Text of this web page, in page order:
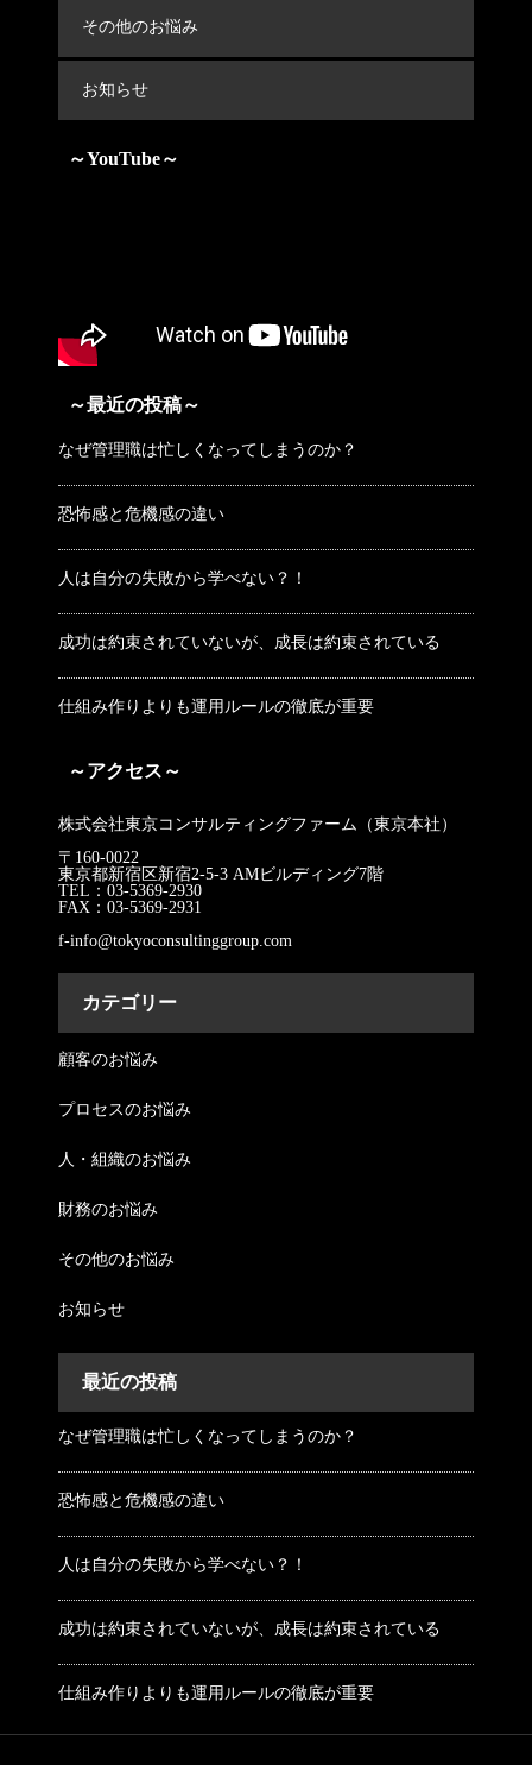
その他のお悩み
お知らせ
～YouTube～
～最近の投稿～
なぜ管理職は忙しくなってしまうのか？
恐怖感と危機感の違い
人は自分の失敗から学べない？！
成功は約束されていないが、成長は約束されている
仕組み作りよりも運用ルールの徹底が重要
～アクセス～
株式会社東京コンサルティングファーム（東京本社）
〒160-0022
東京都新宿区新宿2-5-3 AMビルディング7階
TEL：03-5369-2930
FAX：03-5369-2931
f-info@tokyoconsultinggroup.com
カテゴリー
顧客のお悩み
プロセスのお悩み
人・組織のお悩み
財務のお悩み
その他のお悩み
お知らせ
最近の投稿
なぜ管理職は忙しくなってしまうのか？
恐怖感と危機感の違い
人は自分の失敗から学べない？！
成功は約束されていないが、成長は約束されている
仕組み作りよりも運用ルールの徹底が重要